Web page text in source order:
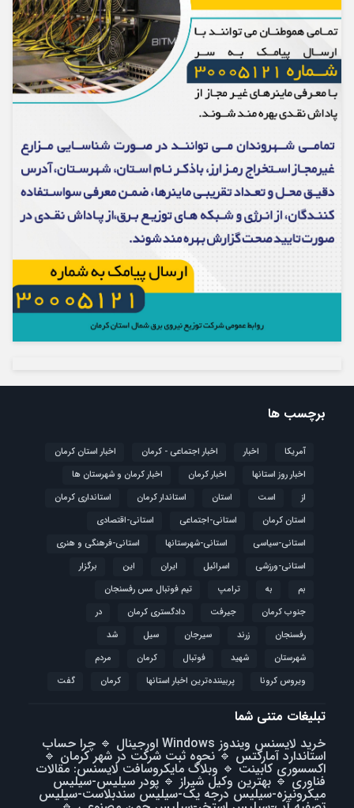
برچسب ها
آمریکا اخبار اخبار اجتماعی - کرمان
اخبار استان کرمان
اخبار روز استانها
اخبار کرمان
اخبار کرمان و شهرستان ها
از
است استان استاندار کرمان
استانداری کرمان
استان کرمان
استانی-اجتماعی
استانی-اقتصادی
استانی-سیاسی
استانی-شهرستانها
استانی-فرهنگی و هنری
استانی-ورزشی
اسرائیل ایران این
برگزار
بم
به ترامپ
تیم فوتبال مس رفسنجان
جنوب کرمان
جیرفت دادگستری کرمان
در
رفسنجان
زرند سیرجان سیل
شد
شهرستان
شهید فوتبال كرمان
مردم
ویروس کرونا
پربیننده‌ترین اخبار استانها کرمان گفت
تبلیغات متنی شما
خرید لایسنس ویندوز Windows اورجینال
🔹 چرا حساب
استاندارد آمارکتس 🔹نحوه ثبت شرکت در شهر کرمان 🔹
اکسسوری کابینت 🔹 وبلاگ مایکروسافت لایسنس: مقالات
فناوری🔹 بهترین وکیل شیراز 🔹پودر سیلیس-سیلیس
میکرونیزه-سیلیس درجه یک-سیلیس سندبلاست-سیلیس